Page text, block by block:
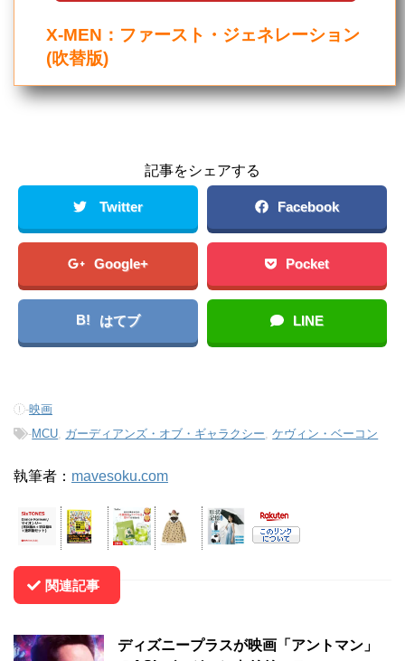
X-MEN：ファースト・ジェネレーション
(吹替版)
記事をシェアする
Twitter Facebook
Google+ Pocket
B! はてブ LINE
-映画
-MCU ガーディアンズ・オブ・ギャラクシー ,ケヴィン・ベーコン
執筆者： mavesoku.com
関連記事
ディズニープラスが映画「アントマン」